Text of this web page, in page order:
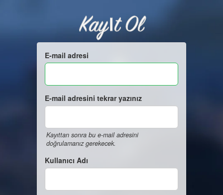
Kayıt Ol
E-mail adresi
E-mail adresini tekrar yazınız
Kayıttan sonra bu e-mail adresini
doğrulamanız gerekecek.
Kullanıcı Adı